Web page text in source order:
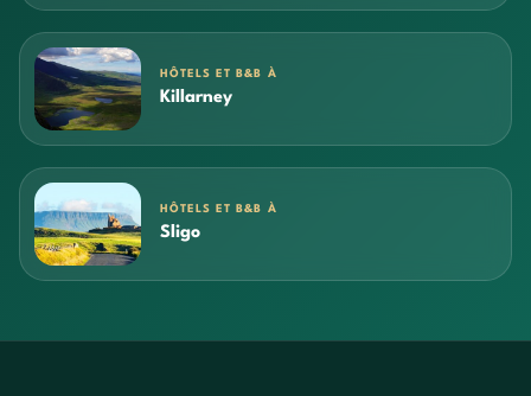
HÔTELS ET B&B À
Killarney
HÔTELS ET B&B À
Sligo